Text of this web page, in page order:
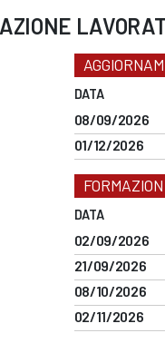
DATA
08/09/2026
01/12/2026
DATA
02/09/2026
21/09/2026
08/10/2026
02/11/2026